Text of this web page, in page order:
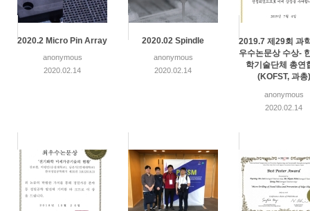
2020.2 Micro Pin Array
anonymous
2020.02.14
2020.02 Spindle
anonymous
2020.02.14
2019.7 제29회 과
우수논문상 수상-
학기술단체 총연
(KOFST, 과총)
anonymous
2020.02.14